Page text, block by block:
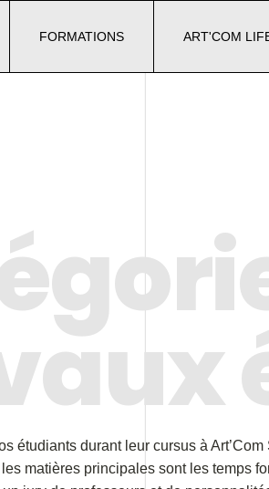
FORMATIONS ART'COM
étudiants durant leur cursus à
matières principales sont les temps